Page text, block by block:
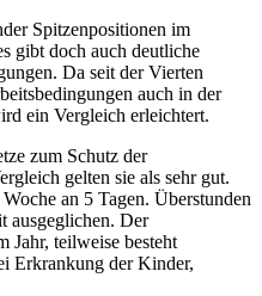
Spitzenpositionen im
gibt doch auch deutliche
Da seit der Vierten
auch in der
ein Vergleich erleichtert.
zum Schutz der
gelten sie als sehr gut.
an 5 Tagen. Überstunden
ausgeglichen. Der
Jahr, teilweise besteht
Erkrankung der Kinder,